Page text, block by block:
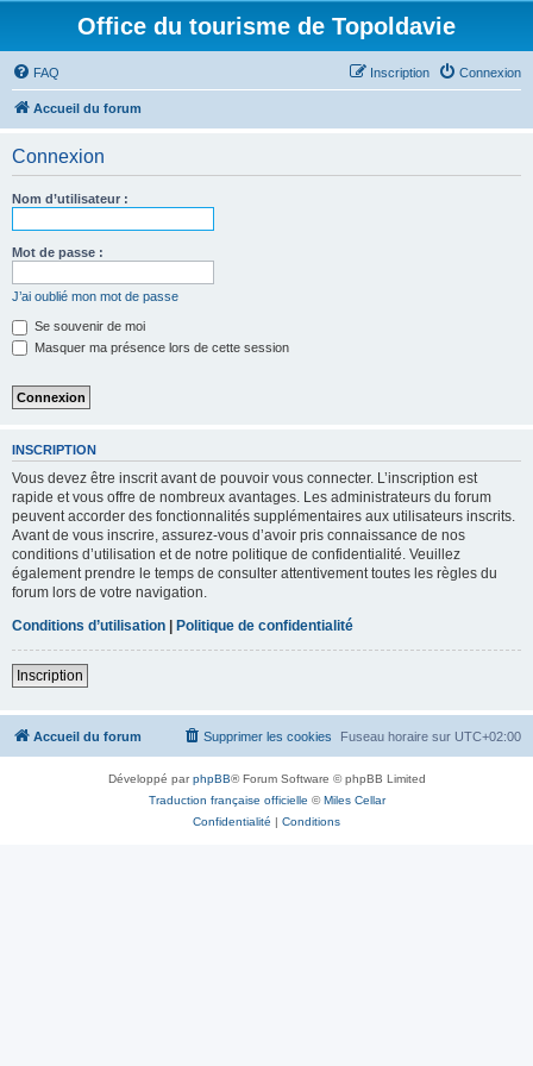
Office du tourisme de Topoldavie
FAQ Connexion
Inscription
Accueil du forum
Connexion
Nom d’utilisateur :
Mot de passe :
J’ai oublié mon mot de passe
Se souvenir de moi
Masquer ma présence lors de cette session
INSCRIPTION
Vous devez être inscrit avant de pouvoir vous connecter. L’inscription est
rapide et vous offre de nombreux avantages. Les administrateurs du forum
peuvent accorder des fonctionnalités supplémentaires aux utilisateurs inscrits.
Avant de vous inscrire, assurez-vous d’avoir pris connaissance de nos
conditions d’utilisation et de notre politique de confidentialité. Veuillez
également prendre le temps de consulter attentivement toutes les règles du
forum lors de votre navigation.
Conditions d’utilisation | Politique de confidentialité
Inscription
Accueil du forum Fuseau horaire sur UTC+02:00
Supprimer les cookies
Développé parphpBB® Forum Software © phpBB Limited
Traduction française officielle ©Miles Cellar
Confidentialité | Conditions